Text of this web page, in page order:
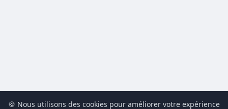
🍪 Nous utilisons des cookies pour améliorer votre expérience